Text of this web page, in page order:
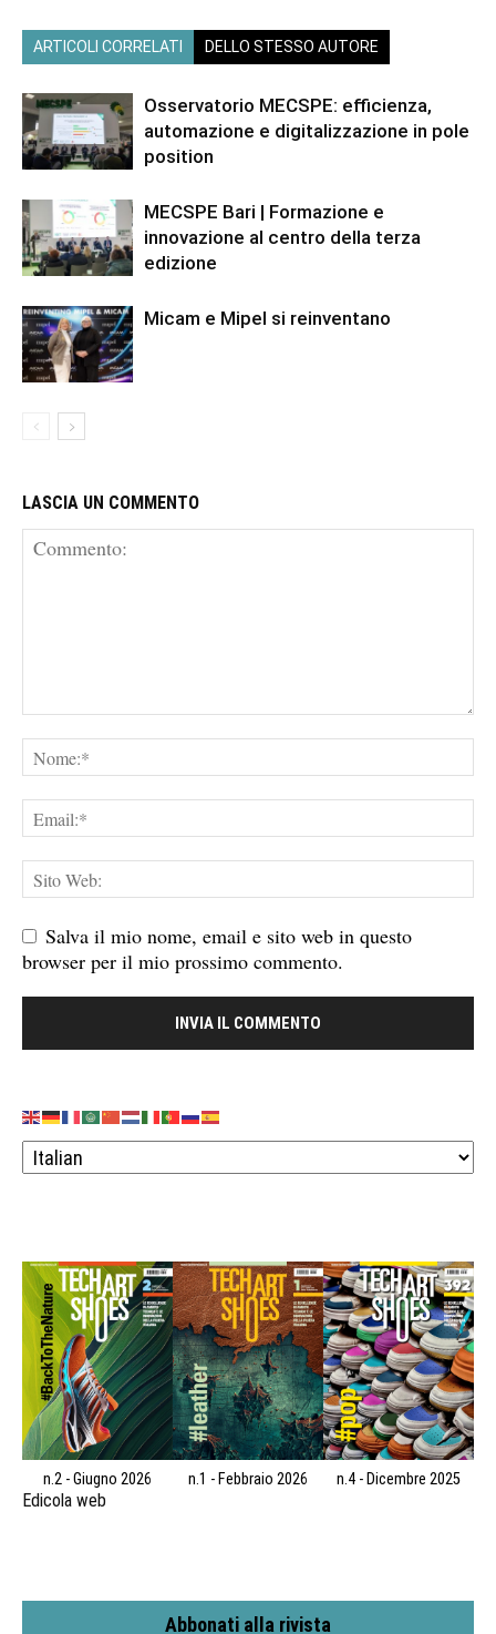
ARTICOLI CORRELATI DELLO STESSO AUTORE
Osservatorio MECSPE: efficienza,
automazione e digitalizzazione in pole
position
MECSPE Bari | Formazione e
innovazione al centro della terza
edizione
Micam e Mipel si reinventano
LASCIA UN COMMENTO
Salva il mio nome, email e sito web in questo
browser per il mio prossimo commento.
n.2 - Giugno 2026 n.1 - Febbraio 2026 n.4 - Dicembre 2025
Edicola web
Abbonati alla rivista